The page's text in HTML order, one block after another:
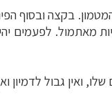
בקצה ובסוף
מאתמול. לפעמים
גבול לדמיון